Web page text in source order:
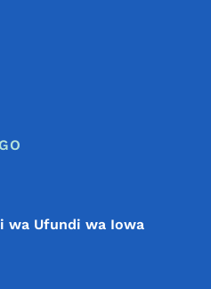
wa Ufundi wa Iowa